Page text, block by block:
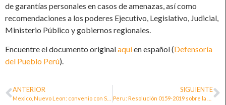
de garantías personales en casos de amenazas, así como
recomendaciones a los poderes Ejecutivo, Legislativo, Judicial,
Ministerio Público y gobiernos regionales.
Encuentre el documento originalaquíen español (Defensoría
del Pueblo Perú).
ANTERIOR SIGUIENTE